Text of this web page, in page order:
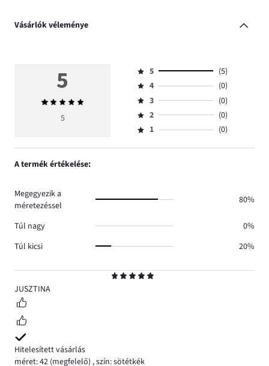
Vásárlók véleménye
5
JUSZTINA
Hitelesített vásárlás
méret: 42 (megfelelő) ,szín: sötétkék
5
Átlagos
értékelés
5
Osztályzat
5,
szavazatok
száma
5.
5
(5)
Osztályzat
4,
szavazatok
száma
4
(0)
Osztályzat
3,
szavazatok
3
(0)
Osztályzat
2,
2
(0)
Osztályzat
1,
1 (0)
A termék értékelése:
Megegyezik a
méretezéssel
80%
Túl nagy
0%
Túl kicsi
20%